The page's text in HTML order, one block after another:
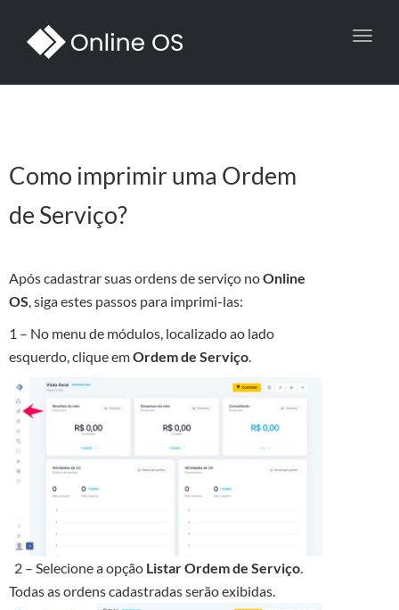
Como imprimir uma Ordem
de Serviço?
Após cadastrar suas ordens de serviço noOnline
OS, siga estes passos para imprimi-las:
1 – No menu de módulos, localizado ao lado
esquerdo, clique emOrdem de Serviço.
2 – Selecione a opção Listar Ordem de Serviço
Todas as ordens cadastradas serão exibidas.